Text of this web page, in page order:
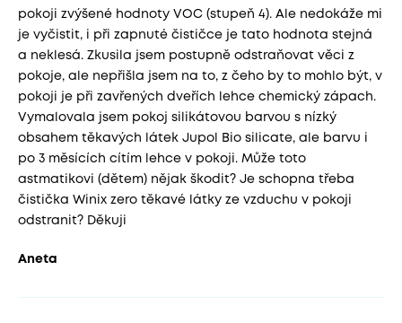
pokoji zvýšené hodnoty VOC (stupeň 4). Ale nedokáže mi
je vyčistit, i při zapnuté čističce je tato hodnota stejná
a neklesá. Zkusila jsem postupně odstraňovat věci z
pokoje, ale nepřišla jsem na to, z čeho by to mohlo být, v
pokoji je při zavřených dveřích lehce chemický zápach.
Vymalovala jsem pokoj silikátovou barvou s nízký
obsahem těkavých látek Jupol Bio silicate, ale barvu i
po 3 měsících cítím lehce v pokoji. Může toto
astmatikovi (dětem) nějak škodit? Je schopna třeba
čistička Winix zero těkavé látky ze vzduchu v pokoji
odstranit? Děkuji
Aneta